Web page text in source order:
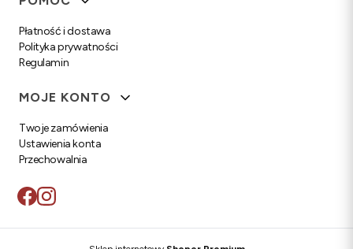
Płatność i dostawa
Polityka prywatności
Regulamin
MOJE KONTO
Twoje zamówienia
Ustawienia konta
Przechowalnia